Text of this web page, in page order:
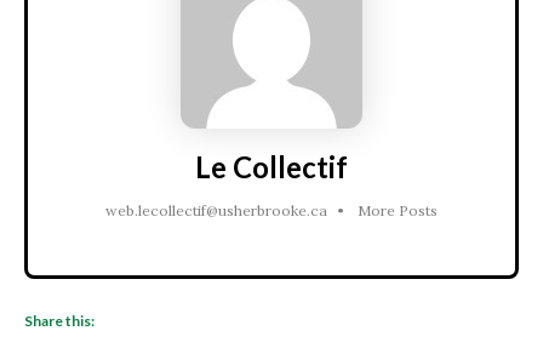
Le Collectif
web.lecollectif@usherbrooke.ca • More Posts
Share this: